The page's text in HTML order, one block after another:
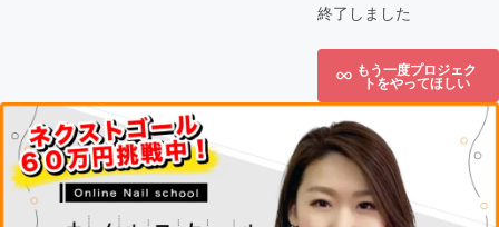
終了しました
もう一度プロジェク
トをやってほしい